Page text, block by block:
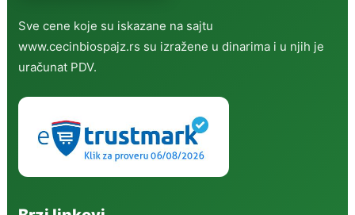
Sve cene koje su iskazane na sajtu
www.cecinbiospajz.rs su izražene u dinarima i u njih je
uračunat PDV.